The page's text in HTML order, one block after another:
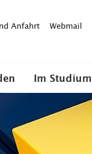
Anfahrt Webmail
Im Studium